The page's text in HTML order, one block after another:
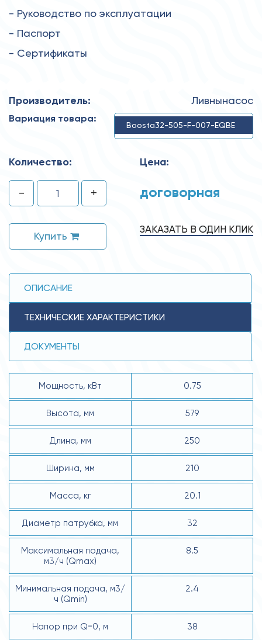
- Руководство по эксплуатации
- Паспорт
- Сертификаты
Производитель: Ливнынасос
Вариация товара:
Boosta32-505-F-007-EQBE
Количество:
- +
Купить
Цена:
договорная
ЗАКАЗАТЬ В ОДИН КЛИК
ОПИСАНИЕ
ТЕХНИЧЕСКИЕ ХАРАКТЕРИСТИКИ
ДОКУМЕНТЫ
Мощность, кВт 0.75
Высота, мм 579
Длина, мм 250
Ширина, мм 210
Масса, кг 20.1
Диаметр патрубка, мм 32
Макcимальная подача,
м3/ч (Qmax)
8.5
Минимальная подача, м3/
ч (Qmin)
2.4
Напор при Q=0, м 38